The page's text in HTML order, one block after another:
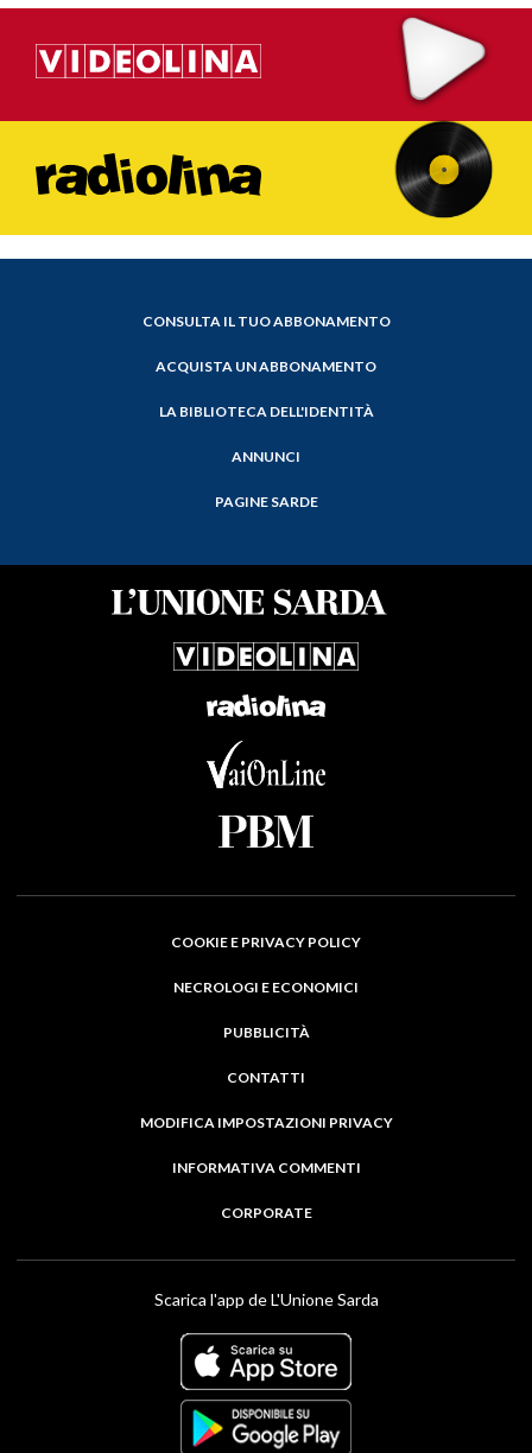
CONSULTA IL TUO ABBONAMENTO
ACQUISTA UN ABBONAMENTO
LA BIBLIOTECA DELL'IDENTITÀ
ANNUNCI
PAGINE SARDE
COOKIE E PRIVACY POLICY
NECROLOGI E ECONOMICI
PUBBLICITÀ
CONTATTI
MODIFICA IMPOSTAZIONI PRIVACY
INFORMATIVA COMMENTI
CORPORATE
Scarica l'app de L'Unione Sarda